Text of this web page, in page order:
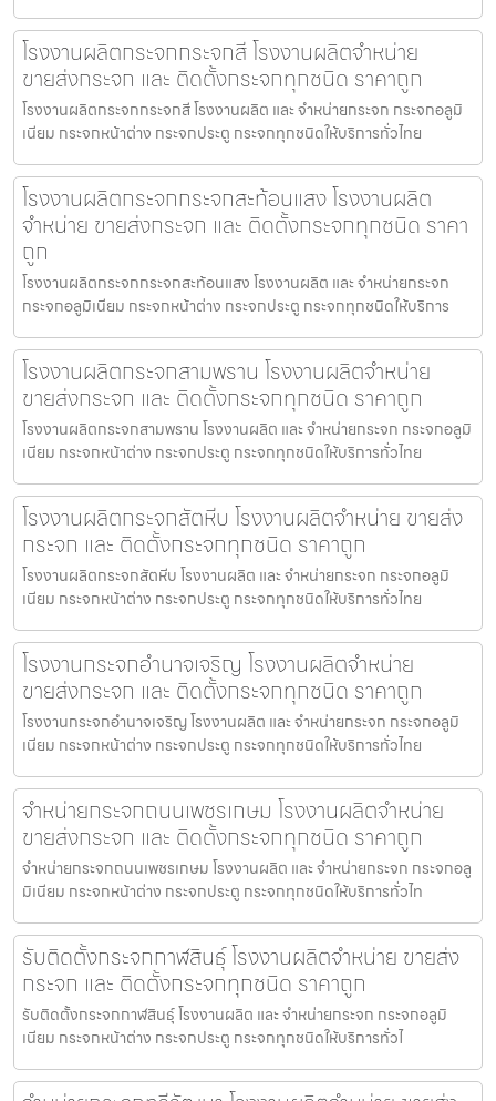
โรงงานผลิตกระจกกระจกสี โรงงานผลิตจำหน่าย
ขายส่งกระจก และ ติดตั้งกระจกทุกชนิด ราคาถูก
โรงงานผลิตกระจกกระจกสี โรงงานผลิต และ จำหน่ายกระจก กระจกอลูมิ
เนียม กระจกหน้าต่าง กระจกประตู กระจกทุกชนิดให้บริการทั่วไทย
โรงงานผลิตกระจกกระจกสะท้อนแสง โรงงานผลิต
จำหน่าย ขายส่งกระจก และ ติดตั้งกระจกทุกชนิด ราคา
ถูก
โรงงานผลิตกระจกกระจกสะท้อนแสง โรงงานผลิต และ จำหน่ายกระจก
กระจกอลูมิเนียม กระจกหน้าต่าง กระจกประตู กระจกทุกชนิดให้บริการ
โรงงานผลิตกระจกสามพราน โรงงานผลิตจำหน่าย
ขายส่งกระจก และ ติดตั้งกระจกทุกชนิด ราคาถูก
โรงงานผลิตกระจกสามพราน โรงงานผลิต และ จำหน่ายกระจก กระจกอลูมิ
เนียม กระจกหน้าต่าง กระจกประตู กระจกทุกชนิดให้บริการทั่วไทย
โรงงานผลิตกระจกสัตหีบ โรงงานผลิตจำหน่าย ขายส่ง
กระจก และ ติดตั้งกระจกทุกชนิด ราคาถูก
โรงงานผลิตกระจกสัตหีบ โรงงานผลิต และ จำหน่ายกระจก กระจกอลูมิ
เนียม กระจกหน้าต่าง กระจกประตู กระจกทุกชนิดให้บริการทั่วไทย
โรงงานกระจกอำนาจเจริญ โรงงานผลิตจำหน่าย
ขายส่งกระจก และ ติดตั้งกระจกทุกชนิด ราคาถูก
โรงงานกระจกอำนาจเจริญ โรงงานผลิต และ จำหน่ายกระจก กระจกอลูมิ
เนียม กระจกหน้าต่าง กระจกประตู กระจกทุกชนิดให้บริการทั่วไทย
จำหน่ายกระจกถนนเพชรเกษม โรงงานผลิตจำหน่าย
ขายส่งกระจก และ ติดตั้งกระจกทุกชนิด ราคาถูก
จำหน่ายกระจกถนนเพชรเกษม โรงงานผลิต และ จำหน่ายกระจก กระจกอลู
มิเนียม กระจกหน้าต่าง กระจกประตู กระจกทุกชนิดให้บริการทั่วไท
รับติดตั้งกระจกกาฬสินธุ์ โรงงานผลิตจำหน่าย ขายส่ง
กระจก และ ติดตั้งกระจกทุกชนิด ราคาถูก
รับติดตั้งกระจกกาฬสินธุ์ โรงงานผลิต และ จำหน่ายกระจก กระจกอลูมิ
เนียม กระจกหน้าต่าง กระจกประตู กระจกทุกชนิดให้บริการทั่วไ